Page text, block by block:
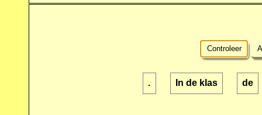
Controleer
. In de klas de